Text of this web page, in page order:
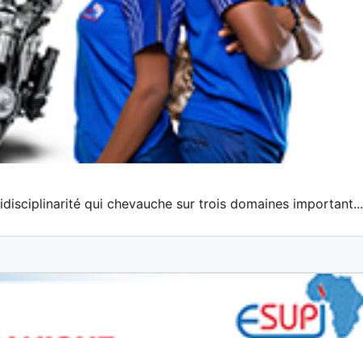
qui chevauche sur trois domaines important...